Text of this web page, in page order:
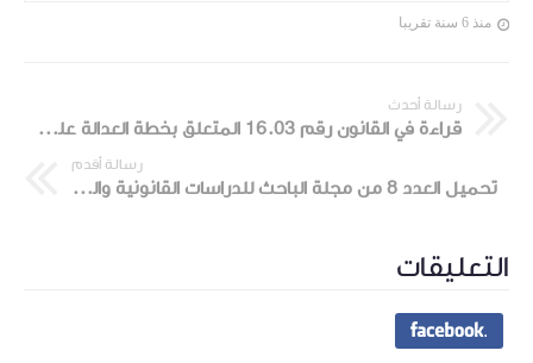
منذ 6 سنة تقريبا
رسالة أحدث
قراءة في القانون رقم 16.03 المتعلق بخطة العدالة على ضوء المستجدات ولوج النساء لمهنة العدول بالمغرب ياسين بنقدور | موقع العدالة المغربية
رسالة أقدم
تحميل العدد 8 من مجلة الباحث للدراسات القانونية والقضائية | موقع العدالة المغربية
التعليقات